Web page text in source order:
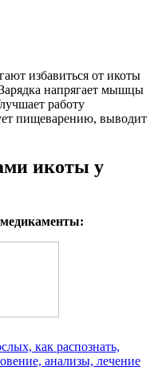
избавиться от икоты
напрягает мышцы
работу
пищеварению, выводит
икоты у
как распознать,
анализы, лечение